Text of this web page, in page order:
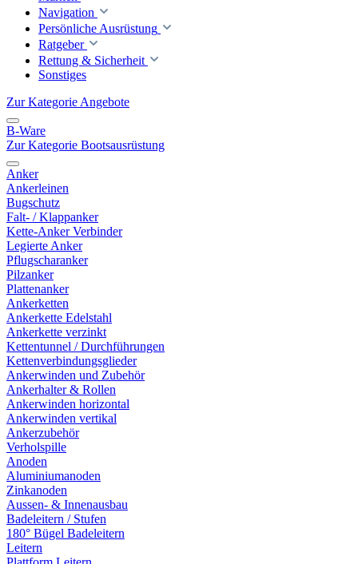
Navigation
Persönliche Ausrüstung
Ratgeber
Rettung & Sicherheit
Sonstiges
Zur Kategorie Angebote
B-Ware
Zur Kategorie Bootsausrüstung
Anker
Ankerleinen
Bugschutz
Falt- / Klappanker
Kette-Anker Verbinder
Legierte Anker
Pflugscharanker
Pilzanker
Plattenanker
Ankerketten
Ankerkette Edelstahl
Ankerkette verzinkt
Kettentunnel / Durchführungen
Kettenverbindungsglieder
Ankerwinden und Zubehör
Ankerhalter & Rollen
Ankerwinden horizontal
Ankerwinden vertikal
Ankerzubehör
Verholspille
Anoden
Aluminiumanoden
Zinkanoden
Aussen- & Innenausbau
Badeleitern / Stufen
180° Bügel Badeleitern
Leitern